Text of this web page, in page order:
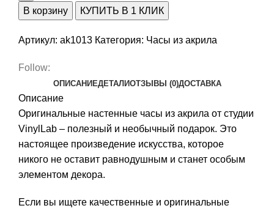
В корзину КУПИТЬ В 1 КЛИК
Артикул: ak1013 Категория: Часы из акрила
Follow:
ОПИСАНИЕДЕТАЛИОТЗЫВЫ (0)ДОСТАВКА
Описание
Оригинальные настенные часы из акрила от студии
VinylLab – полезный и необычный подарок. Это
настоящее произведение искусства, которое
никого не оставит равнодушным и станет особым
элементом декора.
Если вы ищете качественные и оригинальные